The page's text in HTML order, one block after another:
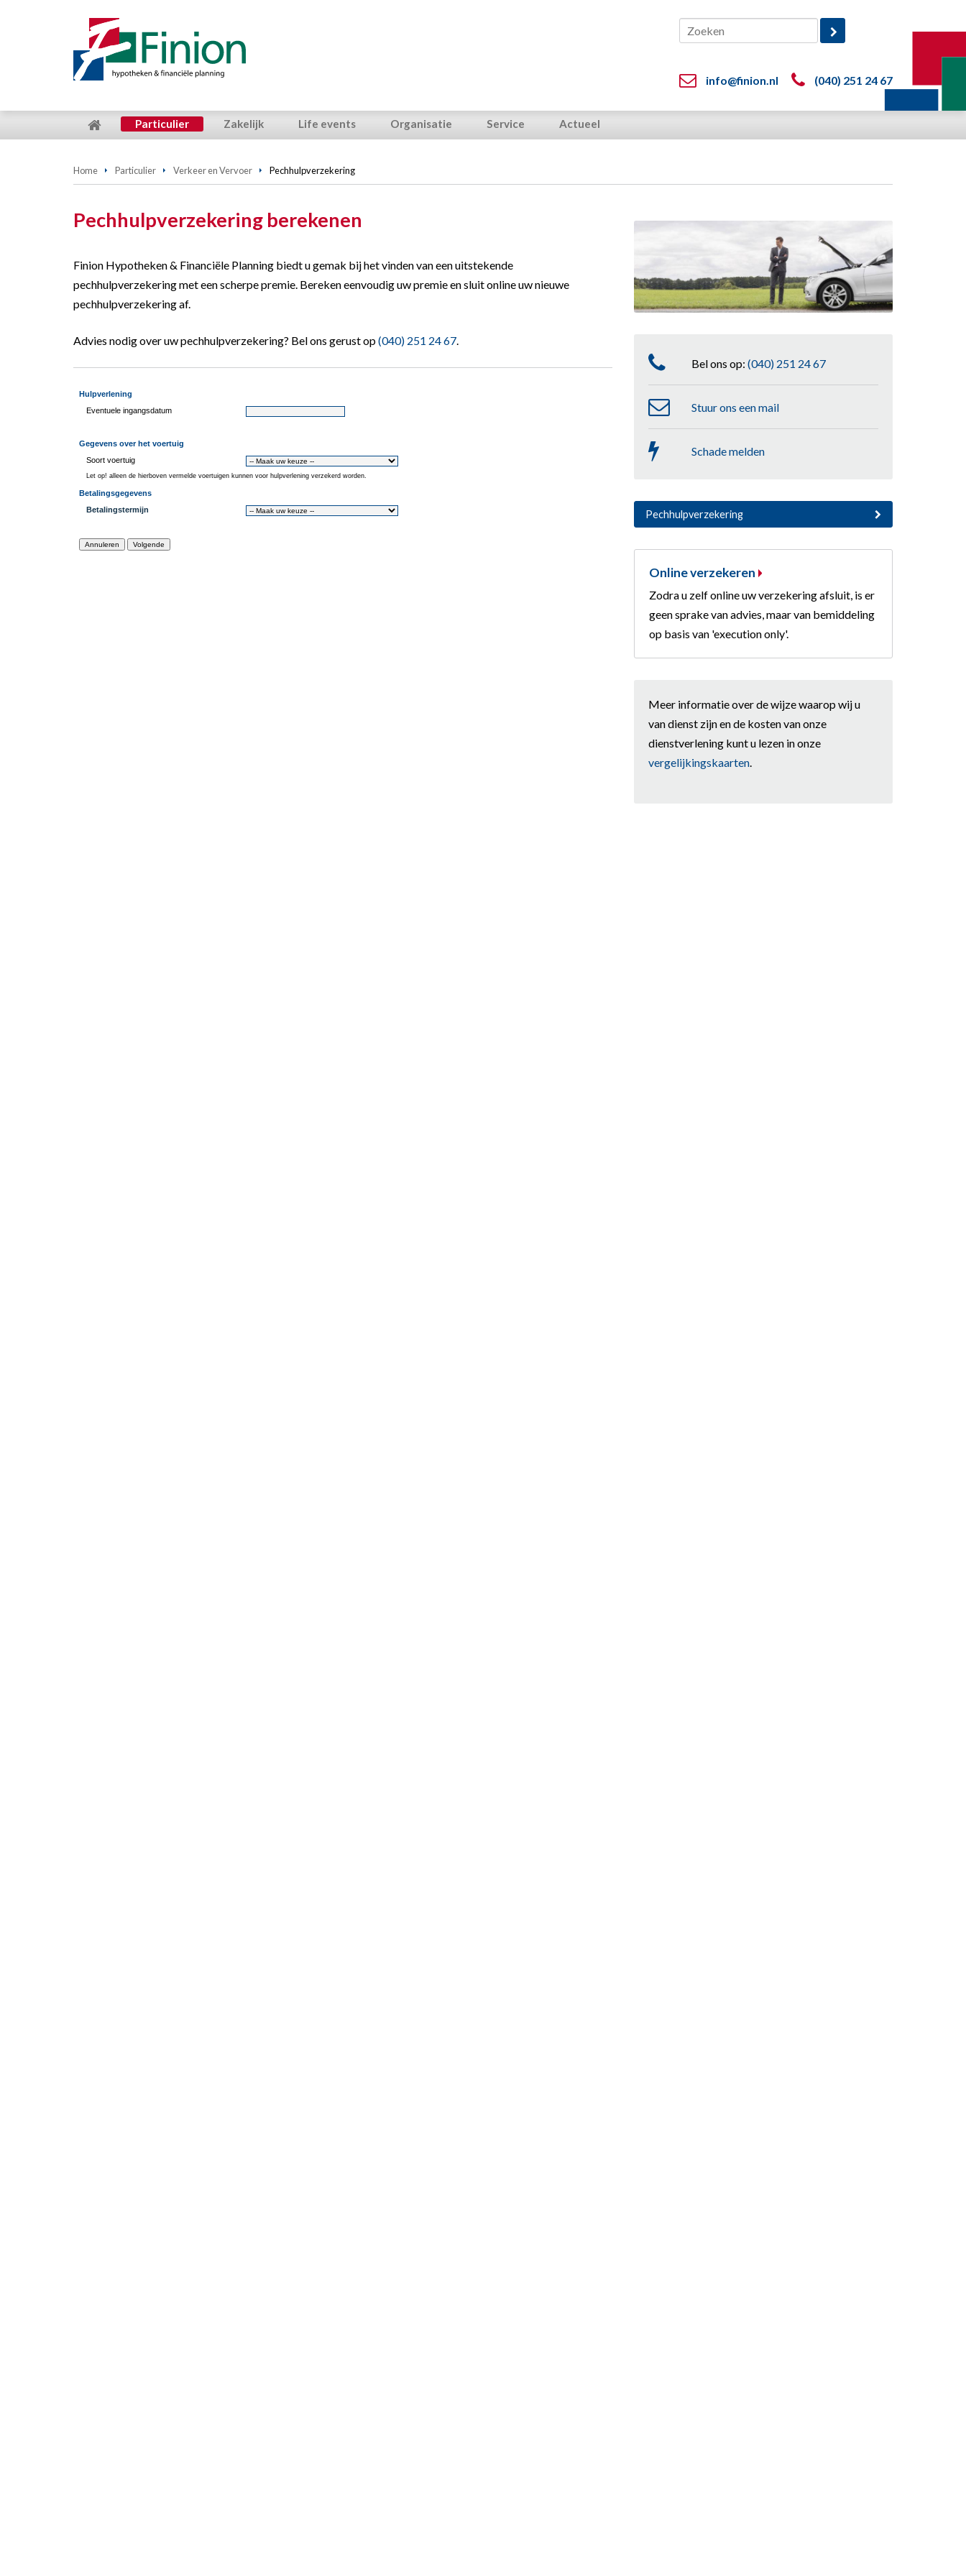
info@finion.nl (040) 251 24 67
Particulier Zakelijk Life events Organisatie Service Actueel
Home Particulier Verkeer en Vervoer Pechhulpverzekering
Pechhulpverzekering berekenen
Finion Hypotheken & Financiële Planning biedt u gemak bij het vinden van een uitstekende
pechhulpverzekering met een scherpe premie. Bereken eenvoudig uw premie en sluit online uw nieuwe
pechhulpverzekering af.
Advies nodig over uw pechhulpverzekering? Bel ons gerust op(040) 251 24 67
Bel ons op: (040) 251 24 67
Stuur ons een mail
Schade melden
Pechhulpverzekering
Online verzekeren
Zodra u zelf online uw verzekering afsluit, is er
geen sprake van advies, maar van bemiddeling
op basis van 'execution only'.
Meer informatie over de wijze waarop wij u
van dienst zijn en de kosten van onze
dienstverlening kunt u lezen in onze
vergelijkingskaarten.